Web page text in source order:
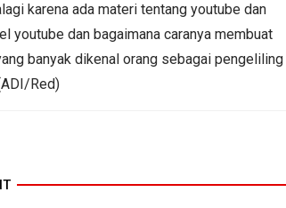
karena ada materi tentang youtube dan
youtube dan bagaimana caranya membuat
banyak dikenal orang sebagai pengeliling
Red)